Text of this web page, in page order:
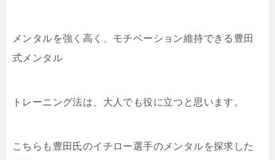
メンタルを強く高く、モチベーション維持できる豊田
式メンタル
トレーニング法は、大人でも役に立つと思います。
こちらも豊田氏のイチロー選手のメンタルを探求した